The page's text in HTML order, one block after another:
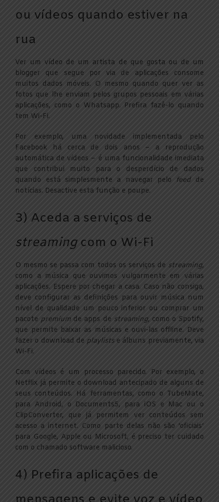
ou vídeos quando estiver na
rua
Ver um vídeo de um artista de que gosta ou de um
blogger que segue por via de aplicações consome
muitos dados móveis. O mesmo quando quer ver as
fotos que lhe enviam pelos grupos pessoais em várias
aplicações, como o Whatsapp. Prefira fazê-lo quando
tem Wi-Fi.
Por exemplo, uma novidade implementada pelo
Facebook há cerca de dois anos – a reprodução
automática de vídeos – é uma funcionalidade imediata
que contribui muito para o desperdício de dados
quando está simplesmente a navegar pelo feed de
notícias. Desactive esta função e poupe.
3) Aceda a serviços de
streamingcom o Wi-Fi
O mesmo se passa com todos os serviços de streaming,
como a música que ouvimos vulgarmente em várias
aplicações. Espere por chegar a casa. Caso não consiga,
deve configurar as definições para ouvir música num
nível de qualidade um pouco inferior ou comprar um
pacote premium de apps de streaming, como o Spotify,
que permite baixar as músicas e ouvi-las offline. Deve
fazer o download de playlists e álbuns previamente, via
Wi-Fi.
Com vídeos é um processo parecido. Por exemplo, o
Netflix já permite o download antecipado de alguns de
seus conteúdos. Há ferramentas, como o TubeMate,
para Android, o Documents5, para iOS e Mac ou o
ClipConverter, que já permitem ver conteúdos sem
acesso a internet. Como parte delas não são ‘oficiais’
para Google, Apple ou Microsoft, é preciso ter cuidado
com o chamado software malicioso.
4) Prefira aplicações de